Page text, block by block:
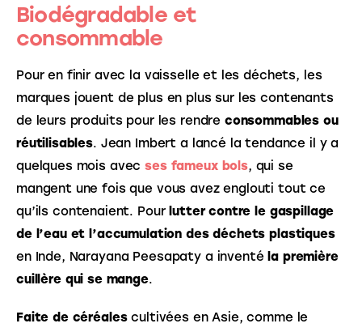
Biodégradable et
consommable
Pour en finir avec la vaisselle et les déchets, les
marques jouent de plus en plus sur les contenants
de leurs produits pour les rendre consommables ou
réutilisables. Jean Imbert a lancé la tendance il y a
quelques mois avec ses fameux bols, qui se
mangent une fois que vous avez englouti tout ce
qu’ils contenaient. Pour lutter contre le gaspillage
de l’eau et l’accumulation des déchets plastiques
en Inde, Narayana Peesapaty a inventé la première
cuillère qui se mange.
Faite de céréales cultivées en Asie, comme le